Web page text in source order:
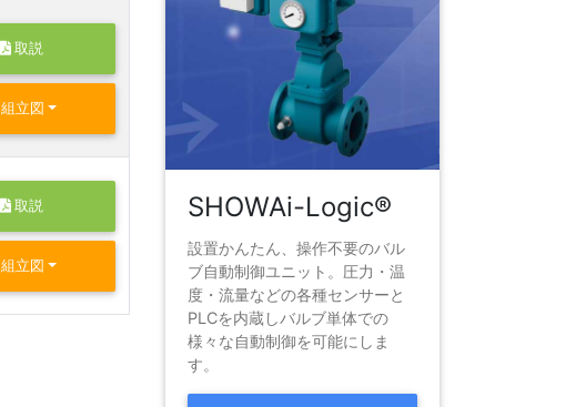
取説
組立図
取説
組立図
SHOWAi-Logic®
設置かんたん、操作不要のバル
ブ自動制御ユニット。圧力・温
度・流量などの各種センサーと
PLCを内蔵しバルブ単体での
様々な自動制御を可能にしま
す。